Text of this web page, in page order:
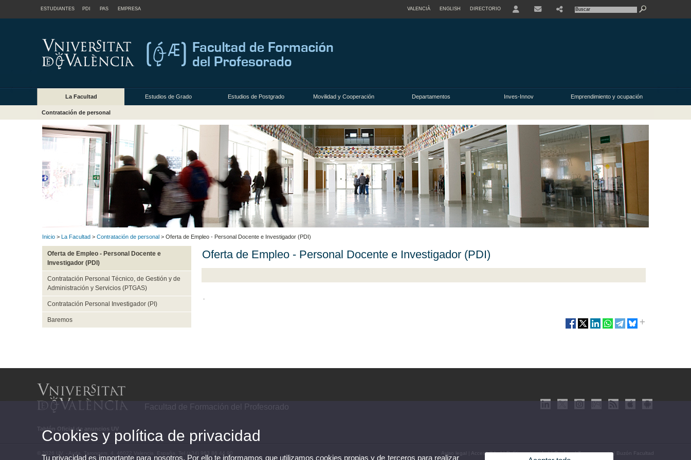
ESTUDIANTES PDI PAS EMPRESA VALENCIÀ ENGLISH DIRECTORIO
La Facultad Estudios de Grado Estudios de Postgrado Movilidad y Cooperación Departamentos Inves-Innov Emprendimiento y ocupación
Contratación de personal
Inicio > La Facultad > Contratación de personal > Oferta de Empleo - Personal Docente e Investigador (PDI)
Oferta de Empleo - Personal Docente e
Investigador (PDI)
Contratación Personal Técnico, de Gestión y de
Administración y Servicios (PTGAS)
Contratación Personal Investigador (PI)
Baremos
Oferta de Empleo - Personal Docente e Investigador (PDI)
Facultad de Formación del Profesorado
Tablón Oficial de anuncios UV
© 2026 UV. - Avda. Tarongers, 4. 46022 Valencia. España. Tel (+34) 963 86 44 90 Aviso legal Accesibilidad|Política privacidad|Cookies|Transparencia| Buzón Facultad
Cookies y política de privacidad
Tu privacidad es importante para nosotros. Por ello te informamos que utilizamos cookies propias y de terceros para realizar